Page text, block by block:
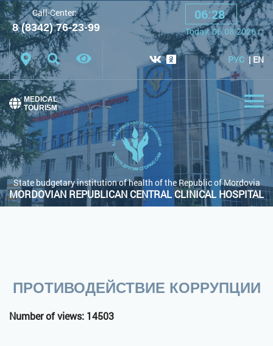
Font: A A A
Color scheme: White scheme Black scheme
Regular site
Call-Center:
8 (8342) 76-23-99
06:28
Today:06.08.2026г.
РУС EN
State budgetary institution of health of the Republic of Mordovia
MORDOVIAN REPUBLICAN CENTRAL CLINICAL HOSPITAL
MEDICAL
TOURISM
ПРОТИВОДЕЙСТВИЕ КОРРУПЦИИ
Number of views: 14503